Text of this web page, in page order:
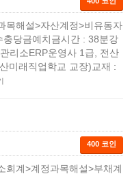
목해설>자산계정>비유동자
충당금예치금시간 : 38분강
리소ERP운영사 1급, 전산
미래직업학교 교장)교재 :
400 코인
회계>계정과목해설>부채계